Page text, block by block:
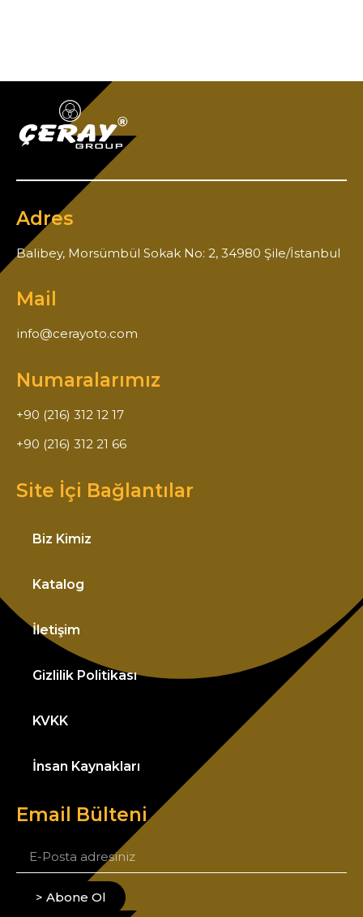
Adres
Balibey, Morsümbül Sokak No: 2, 34980 Şile/İstanbul
Mail
info@cerayoto.com
Numaralarımız
+90 (216) 312 12 17
+90 (216) 312 21 66
Site İçi Bağlantılar
Biz Kimiz
Katalog
İletişim
Gizlilik Politikası
KVKK
İnsan Kaynakları
Email Bülteni
> Abone Ol